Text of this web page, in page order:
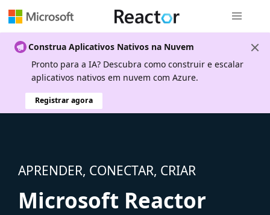
Construa Aplicativos Nativos na Nuvem
Pronto para a IA? Descubra como construir e escalar
aplicativos nativos em nuvem com Azure.
Registrar agora
APRENDER, CONECTAR, CRIAR
Microsoft Reactor